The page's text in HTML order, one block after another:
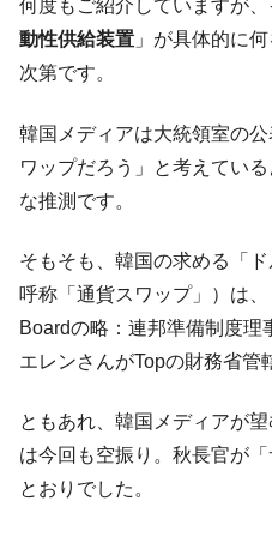
何度もご紹介していますが
動性供給装置 」が具体的に
次第です。
韓国メディアは大統領室の
ワップだろう」と考えてい
な推測です。
そもそも、韓国の求める「
呼称「通貨スワップ」）は
Boardの略：連邦準備制度理
エレンさんがTopの財務省管
ともあれ、韓国メディアが
は今回も空振り。秋長官が
とおりでした。